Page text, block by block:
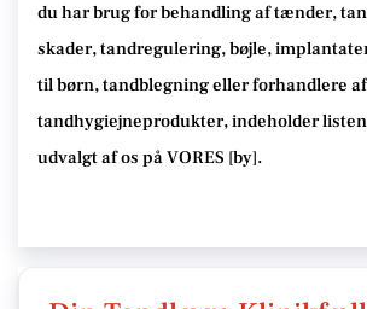
du har brug for behandling af tænder,
skader, tandregulering, bøjle,
til børn, tandblegning eller forhandlere af
tandhygiejneprodukter, indeholder
udvalgt af os på VORES [by].